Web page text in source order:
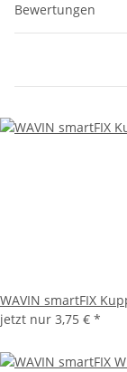
Bewertungen
WAVIN smartFIX
jetzt nur 3,75 € *